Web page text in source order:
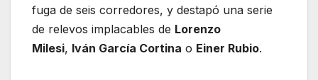
fuga de seis corredores, y destapó una serie
de relevos implacables de Lorenzo
Milesi, Iván García Cortina o Einer Rubio.